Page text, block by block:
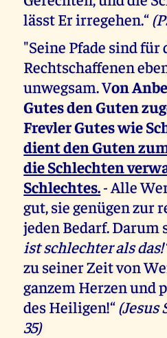
lässt Er irregehen.“
"Seine Pfade sind für
Rechtschaffenen
unwegsam. Von
Gutes den Guten
Frevler Gutes wie
dient den Guten
die Schlechten
Schlechtes.- Alle
gut, sie genügen zur
jeden Bedarf. Darum
ist schlechter als das!‘
zu seiner Zeit von
ganzem Herzen und
des Heiligen!“(Jesus
35)